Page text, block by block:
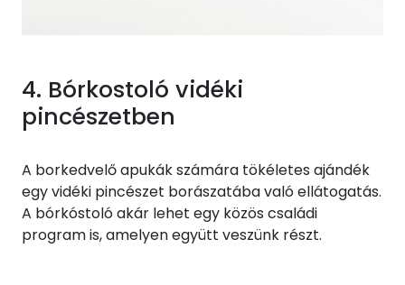
4. Bórkostoló vidéki
pincészetben
A borkedvelő apukák számára tökéletes ajándék
egy vidéki pincészet borászatába való ellátogatás.
A bórkóstoló akár lehet egy közös családi
program is, amelyen együtt veszünk részt.